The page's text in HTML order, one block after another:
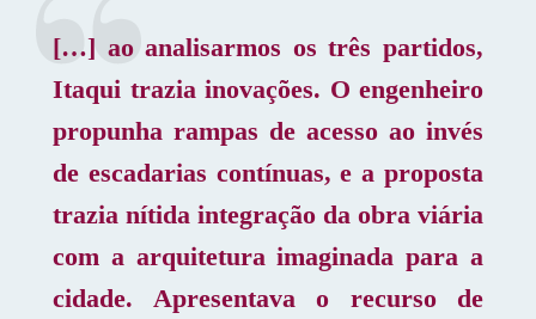
[…] ao analisarmos os três partidos,
Itaqui trazia inovações. O engenheiro
propunha rampas de acesso ao invés
de escadarias contínuas, e a proposta
trazia nítida integração da obra viária
com a arquitetura imaginada para a
cidade. Apresentava o recurso de